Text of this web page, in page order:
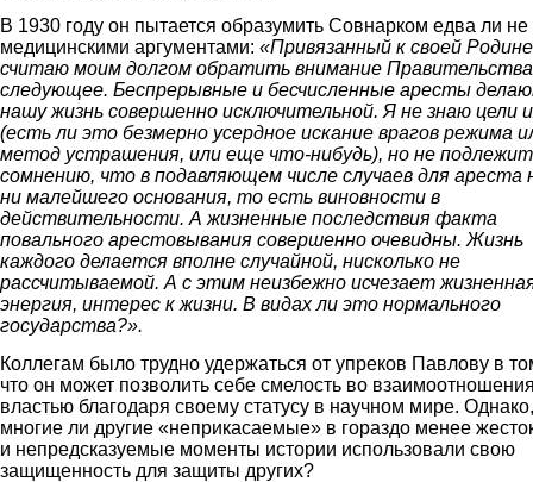
В 1930 году он пытается образумить Совнарком едва ли не
медицинскими аргументами: «Привязанный к своей
считаю моим долгом обратить внимание
следующее. Беспрерывные и бесчисленные аресты
нашу жизнь совершенно исключительной. Я не знаю цели
(есть ли это безмерно усердное искание врагов режима
метод устрашения, или еще что-нибудь), но не подлежит
сомнению, что в подавляющем числе случаев для ареста
ни малейшего основания, то есть виновности в
действительности. А жизненные последствия факта
повального арестовывания совершенно очевидны. Жизнь
каждого делается вполне случайной, нисколько не
рассчитываемой. А с этим неизбежно исчезает
энергия, интерес к жизни. В видах ли это нормального
государства?».
Коллегам было трудно удержаться от упреков Павлову в
что он может позволить себе смелость во
властью благодаря своему статусу в научном мире. Однако,
многие ли другие «неприкасаемые» в гораздо менее
и непредсказуемые моменты истории использовали свою
защищенность для защиты других?